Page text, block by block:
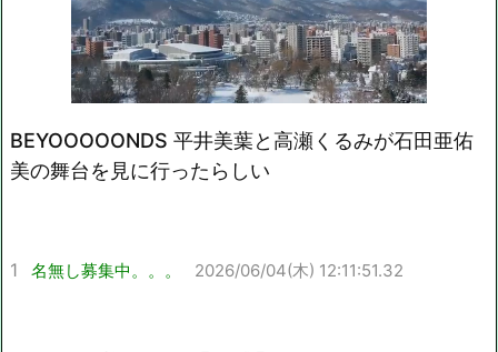
BEYOOOOONDS 平井美葉と高瀬くるみが石田亜佑
美の舞台を見に行ったらしい
1 名無し募集中。。。 2026/06/04(木) 12:11:51.32